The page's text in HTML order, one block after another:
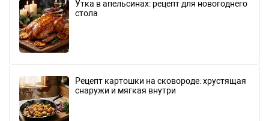
Утка в апельсинах: рецепт для новогоднего
стола
Рецепт картошки на сковороде: хрустящая
снаружи и мягкая внутри